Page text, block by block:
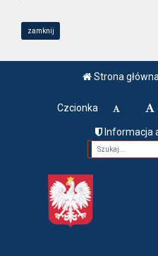
zamknij
Strona główna
Czcionka
Informacja
Fraza